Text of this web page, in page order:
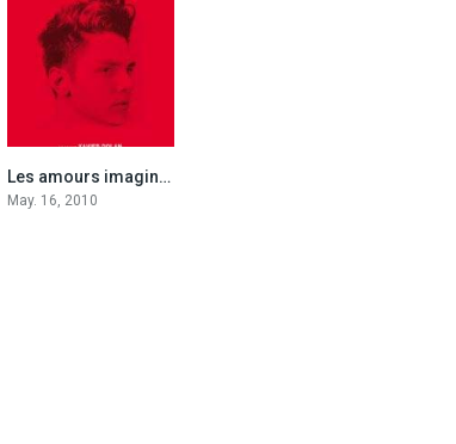
7.2Les amours imaginaires (2010)
May. 16, 2010